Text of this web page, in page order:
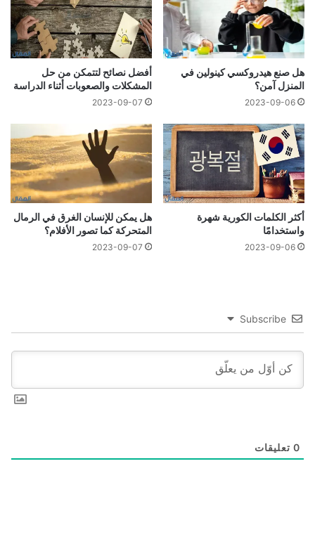
هل صنع هيدروكسي كينولين في
المنزل آمن؟
2023-09-06
أفضل نصائح لتتمكن من حل
المشكلات والصعوبات أثناء الدراسة
2023-09-07
أكثر الكلمات الكورية شهرة
واستخدامًا
2023-09-06
هل يمكن للإنسان الغرق في الرمال
المتحركة كما تصور الأفلام؟
2023-09-07
Subscribe
0 تعليقات